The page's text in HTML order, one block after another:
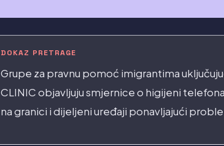
DOKAZ PRETRAGE
Grupe za pravnu pomoć imigrantima
CLINIC objavljuju smjernice o higijeni
na granici i dijeljeni uređaji ponavljajući